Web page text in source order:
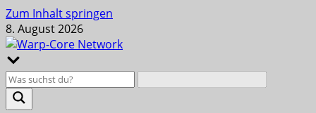
Zum Inhalt springen
8. August 2026